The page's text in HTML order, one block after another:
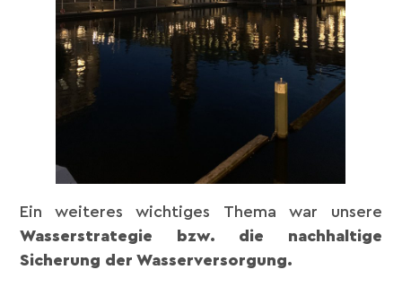
Ein weiteres wichtiges Thema war unsere
Wasserstrategie bzw. die nachhaltige
Sicherung der Wasserversorgung.